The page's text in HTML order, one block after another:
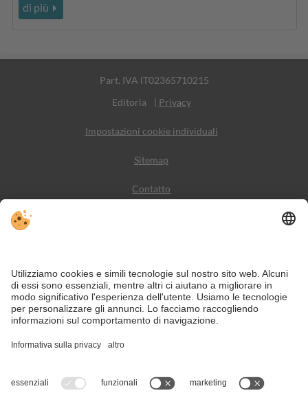
di più
Part. IVA IT02365710215
Editoria
| Privacy
Impostazioni cookie individuali
Sitemap
Contatto
VIVODolomiti è il portale di viaggio per una vacanza in
montagna indimenticabile – con alloggi e offerte nelle
Dolomiti, Patrimonio Naturale dell’Umanità UNESCO.
Nonostante il lavoro accurato e il costante aggiornamento dei contenuti, si